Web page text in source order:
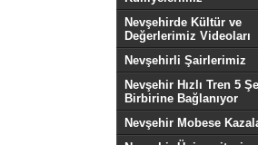
Nevşehirde Kültür ve
Değerlerimiz Videoları
Nevşehirli Şairlerimiz
Nevşehir Hızlı Tren 5
Birbirine Bağlanıyor
Nevşehir Mobese